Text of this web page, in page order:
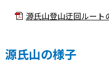
源氏山登山迂回ルー
源氏山の様子